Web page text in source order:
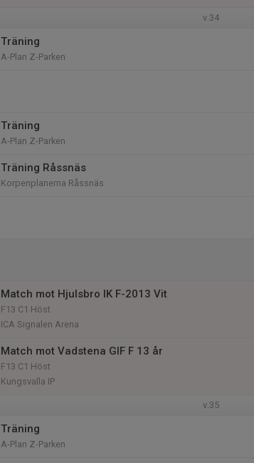
v.34
Träning
A-Plan Z-Parken
Träning
A-Plan Z-Parken
Träning Råssnäs
Korpenplanerna Råssnäs
Match mot Hjulsbro IK F-2013 Vit
F13 C1 Höst
ICA Signalen Arena
Match mot Vadstena GIF F 13 år
F13 C1 Höst
Kungsvalla IP
v.35
Träning
A-Plan Z-Parken